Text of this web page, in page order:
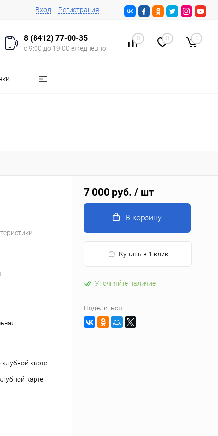
Вход Регистрация
8 (8412) 77-00-35
с 9:00 до 19:00 ежедневно
0 0 0
карте
7 000 руб. / шт
В корзину
Купить в 1 клик
Уточняйте наличие
Поделиться